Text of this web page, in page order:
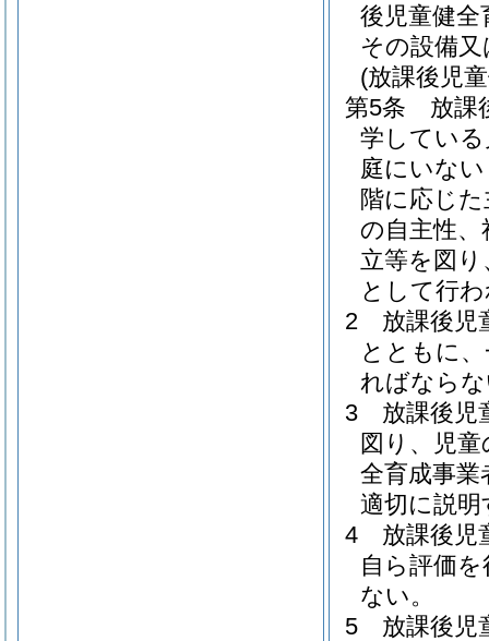
後児童健
その設備
(放課後児
第5条
放課
学してい
庭にいな
階に応じ
の自主性、
立等を図
として行
2
放課後児
とともに
ればなら
3
放課後児
図り、児
全育成事業
適切に説
4
放課後児
自ら評価
ない。
5
放課後児